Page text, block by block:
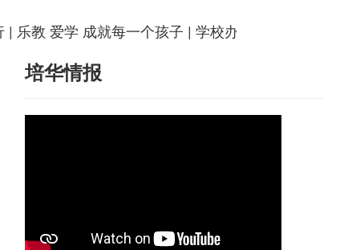
教 爱学 成就每一个孩子 | 学校办公时间：星期一至
培华情报